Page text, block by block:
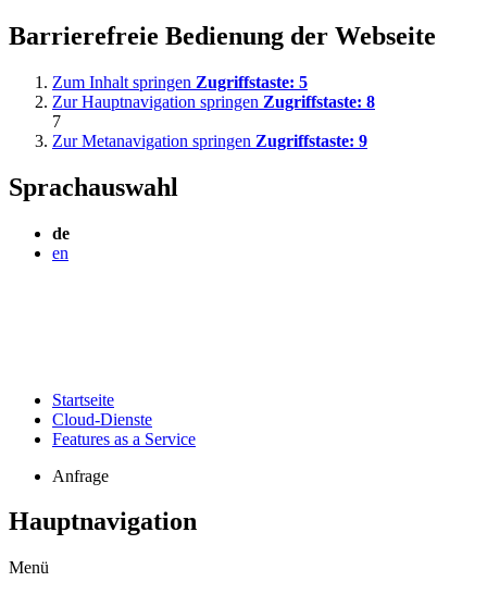
Barrierefreie Bedienung der Webseite
Zum Inhalt springen Zugriffstaste: 5
Zur Hauptnavigation springen Zugriffstaste: 8
7
Zur Metanavigation springen Zugriffstaste: 9
Sprachauswahl
de
en
Startseite
Cloud-Dienste
Features as a Service
Anfrage
Hauptnavigation
Menü